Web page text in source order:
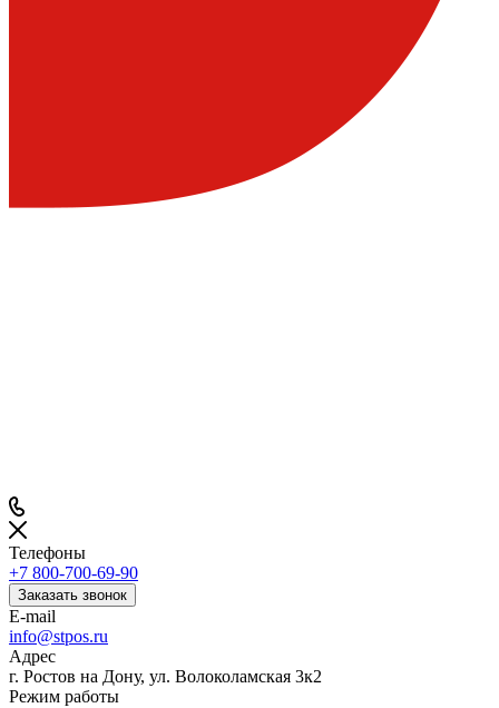
Телефоны
+7 800-700-69-90
Заказать звонок
E-mail
info@stpos.ru
Адрес
г. Ростов на Дону, ул. Волоколамская 3к2
Режим работы